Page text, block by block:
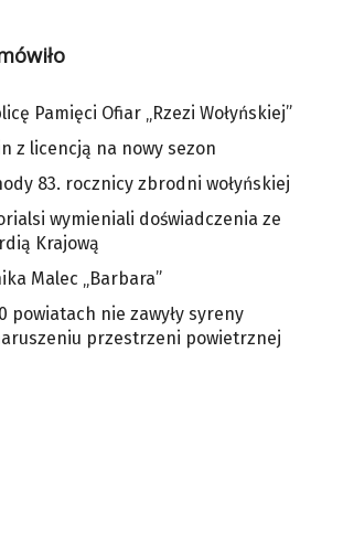
Pamięci Ofiar „Rzezi Wołyńskiej”
z licencją na nowy sezon
83. rocznicy zbrodni wołyńskiej
wymieniali doświadczenia ze
Krajową
Malec „Barbara”
powiatach nie zawyły syreny
przestrzeni powietrznej